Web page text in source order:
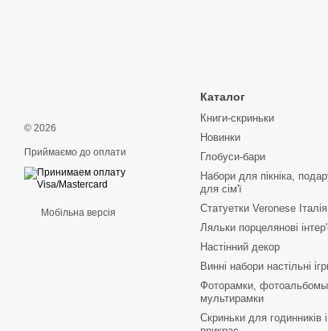
© 2026
Приймаємо до оплати
Мобільна версія
Каталог
Книги-скриньки
Новинки
Глобуси-бари
Набори для пікніка,
для сім'ї
Статуетки Veronese Італія
Ляльки порцелянові
Настінний декор
Винні набори настільні
Фоторамки,
мультирамки
Скриньки для годинників і